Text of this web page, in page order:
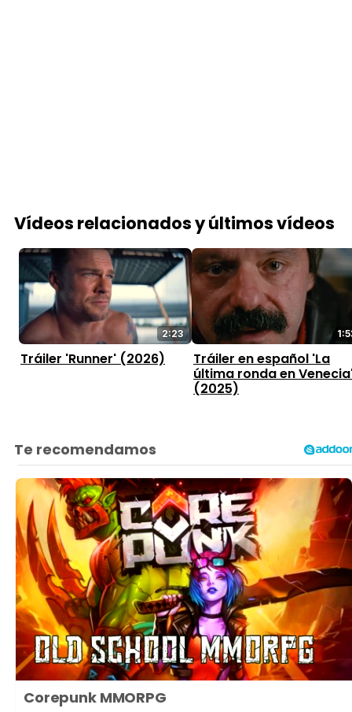
Vídeos relacionados y últimos vídeos
2:23
Tráiler 'Runner' (2026)
Tráiler en español 'La
última ronda en
(2025)
Corepunk MMORPG